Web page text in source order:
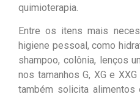
quimioterapia.
Entre os itens mais
higiene pessoal, como
shampoo, colônia, lenços
nos tamanhos G, XG e
também solicita alimentos